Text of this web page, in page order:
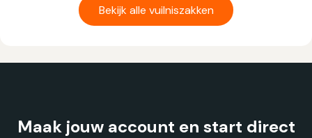
Deze
worden
Bekijk alle vuilniszakken
Maak jouw account en start direct